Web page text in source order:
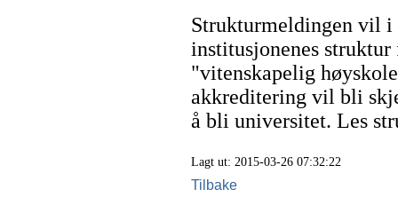
Strukturmeldingen vil i
institusjonenes
"vitenskapelig
akkreditering vil bli
å bli universitet. Les
Lagt ut: 2015-03-26 07:32:22
Tilbake